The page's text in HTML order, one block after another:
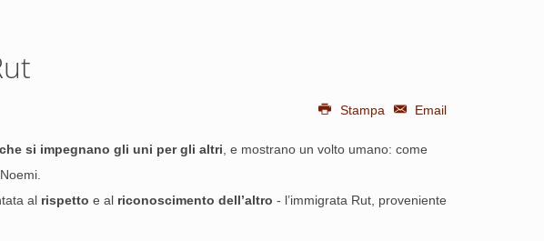
Stampa Email
si impegnano gli uni per gli altri, e mostrano un volto umano: come
al rispetto e al riconoscimento dell’altro - l’immigrata Rut, proveniente